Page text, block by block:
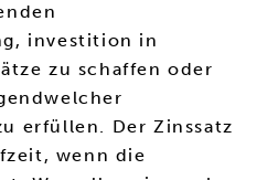
investition in
zu schaffen oder
erfüllen. Der Zinssatz
wenn die